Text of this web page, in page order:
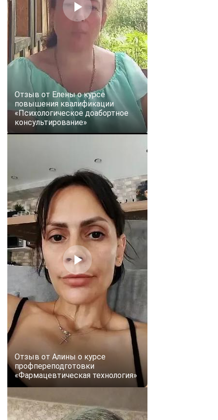
Отзыв от Елены о курсе
повышения квалификации
«Психологическое доабортное
консультирование»
Отзыв от Алины о курсе
профпереподготовки
«Фармацевтическая технология»